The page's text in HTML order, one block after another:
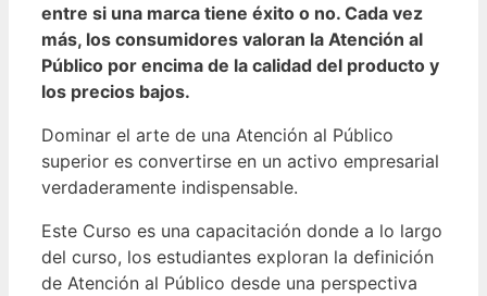
entre si una marca tiene éxito o no. Cada vez
más, los consumidores valoran la Atención al
Público por encima de la calidad del producto y
los precios bajos.
Dominar el arte de una Atención al Público
superior es convertirse en un activo empresarial
verdaderamente indispensable.
Este Curso es una capacitación donde a lo largo
del curso, los estudiantes exploran la definición
de Atención al Público desde una perspectiva